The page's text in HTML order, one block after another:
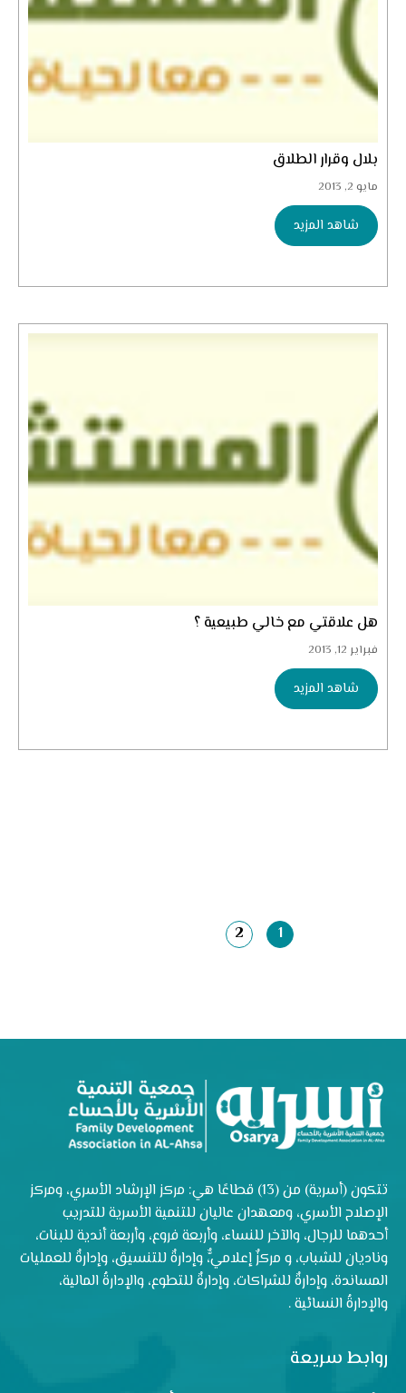
بلال وقرار الطلاق
مايو 2, 2013
شاهد المزيد
هل علاقتي مع خالي طبيعية ؟
فبراير 12, 2013
شاهد المزيد
1
2
تتكون (أسرية) من (13) قطاعًا هي: مركز الإرشاد الأسري، ومركز
الإصلاح الأسري، ومعهدان عاليان للتنمية الأسرية للتدريب
أحدهما للرجال، والآخر للنساء، وأربعة فروع، وأربعة أندية للبنات،
وناديان للشباب، و مركزٌ إعلاميٌّ، وإدارةٌ للتنسيق، وإدارةٌ للعمليات
المساندة، وإدارةٌ للشراكات، وإدارةٌ للتطوع، والإدارةُ المالية،
والإدارةُ النسائية .
روابط سريعة